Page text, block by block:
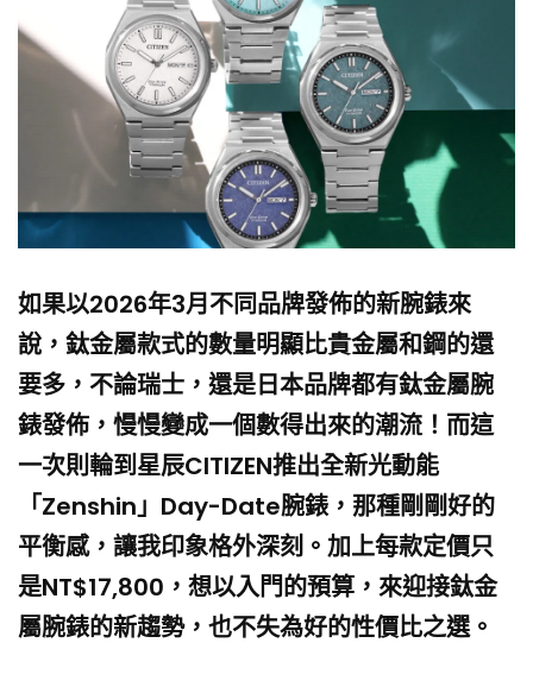
如果以2026年3月不同品牌發佈的新腕錶來
說，鈦金屬款式的數量明顯比貴金屬和鋼的還
要多，不論瑞士，還是日本品牌都有鈦金屬腕
錶發佈，慢慢變成一個數得出來的潮流！而這
一次則輪到星辰CITIZEN推出全新光動能
「Zenshin」Day-Date腕錶，那種剛剛好的
平衡感，讓我印象格外深刻。加上每款定價只
是NT$17,800，想以入門的預算，來迎接鈦金
屬腕錶的新趨勢，也不失為好的性價比之選。